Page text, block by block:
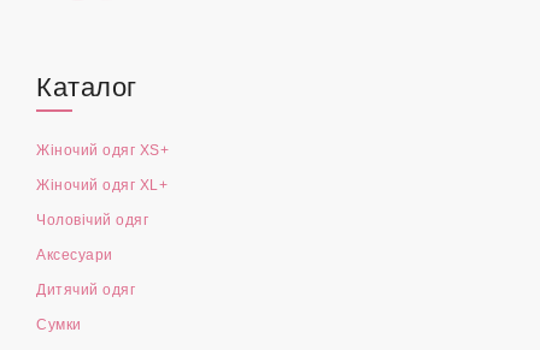
Каталог
Жіночий одяг XS+
Жіночий одяг XL+
Чоловічий одяг
Аксесуари
Дитячий одяг
Сумки